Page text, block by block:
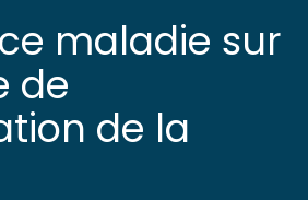
maladie sur
de
de la